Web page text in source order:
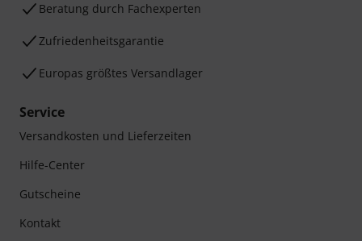
Beratung durch Fachexperten
Zufriedenheitsgarantie
Europas größtes Versandlager
Service
Versandkosten und Lieferzeiten
Hilfe-Center
Gutscheine
Kontakt